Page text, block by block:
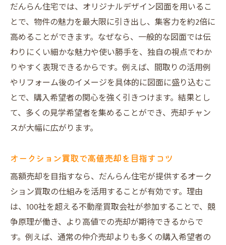
だんらん住宅では、オリジナルデザイン図面を用いるこ
とで、物件の魅力を最大限に引き出し、集客力を約2倍に
高めることができます。なぜなら、一般的な図面では伝
わりにくい細かな魅力や使い勝手を、独自の視点でわか
りやすく表現できるからです。例えば、間取りの活用例
やリフォーム後のイメージを具体的に図面に盛り込むこ
とで、購入希望者の関心を強く引きつけます。結果とし
て、多くの見学希望者を集めることができ、売却チャン
スが大幅に広がります。
オークション買取で高値売却を目指すコツ
高額売却を目指すなら、だんらん住宅が提供するオーク
ション買取の仕組みを活用することが有効です。理由
は、100社を超える不動産買取会社が参加することで、競
争原理が働き、より高値での売却が期待できるからで
す。例えば、通常の仲介売却よりも多くの購入希望者の